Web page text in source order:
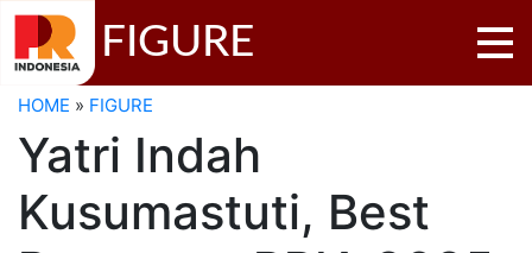
FIGURE
HOME » FIGURE
Yatri Indah
Kusumastuti, Best